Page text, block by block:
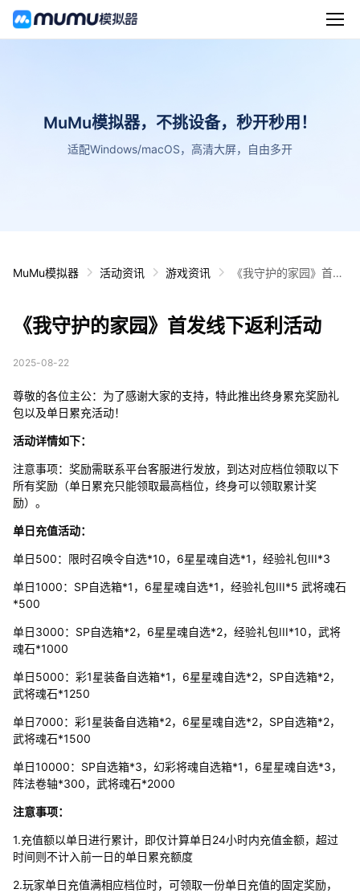
MuMu模拟器，不挑设备，秒开秒用！
适配Windows/macOS，高清大屏，自由多开
MuMu模拟器 活动资讯 游戏资讯
《我守护的家园》首发
《我守护的家园》首发线下返利活动
2025-08-22
尊敬的各位主公：为了感谢大家的支持，特此推出终身累充奖励礼
包以及单日累充活动！
活动详情如下：
注意事项：奖励需联系平台客服进行发放，到达对应档位领取以下
所有奖励（单日累充只能领取最高档位，终身可以领取累计奖
励）。
单日充值活动：
单日500：限时召唤令自选*10，6星星魂自选*1，经验礼包III*3
单日1000：SP自选箱*1，6星星魂自选*1，经验礼包III*5 武将魂石
*500
单日3000：SP自选箱*2，6星星魂自选*2，经验礼包III*10，武将
魂石*1000
单日5000：彩1星装备自选箱*1，6星星魂自选*2，SP自选箱*2，
武将魂石*1250
单日7000：彩1星装备自选箱*2，6星星魂自选*2，SP自选箱*2，
武将魂石*1500
单日10000：SP自选箱*3，幻彩将魂自选箱*1，6星星魂自选*3，
阵法卷轴*300，武将魂石*2000
注意事项：
1.充值额以单日进行累计，即仅计算单日24小时内充值金额，超过
时间则不计入前一日的单日累充额度
2.玩家单日充值满相应档位时，可领取一份单日充值的固定奖励，